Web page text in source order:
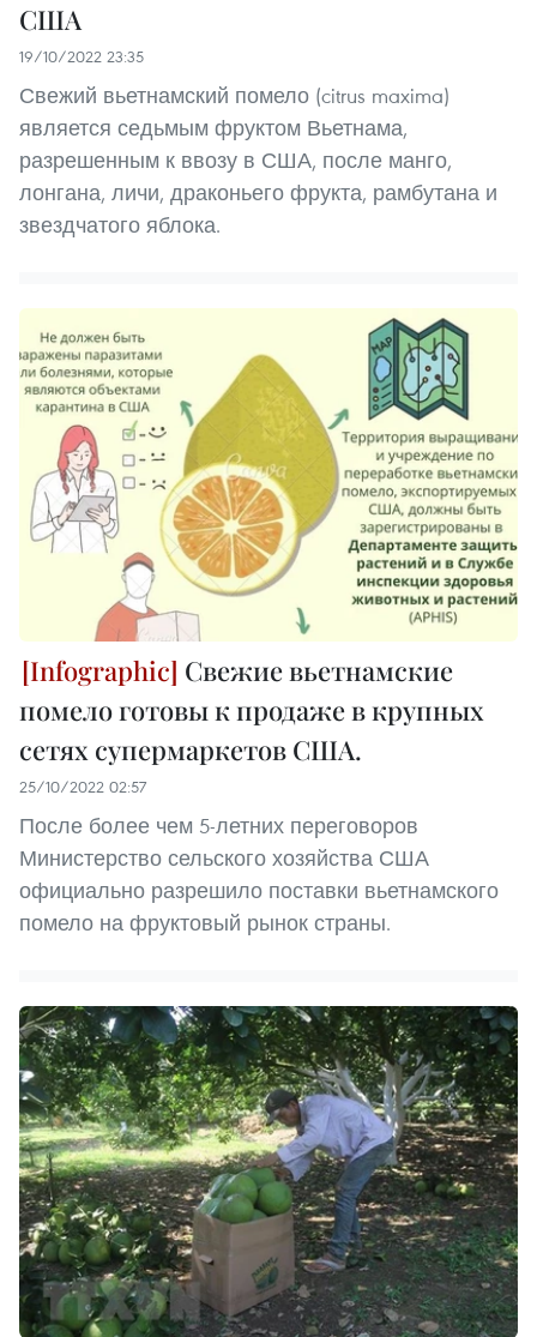
США
19/10/2022 23:35
Свежий вьетнамский помело (citrus maxima)
является седьмым фруктом Вьетнама,
разрешенным к ввозу в США, после манго,
лонгана, личи, драконьего фрукта, рамбутана и
звездчатого яблока.
Свежие вьетнамские
помело готовы к продаже в крупных
сетях супермаркетов США.
25/10/2022 02:57
После более чем 5-летних переговоров
Министерство сельского хозяйства США
официально разрешило поставки вьетнамского
помело на фруктовый рынок страны.